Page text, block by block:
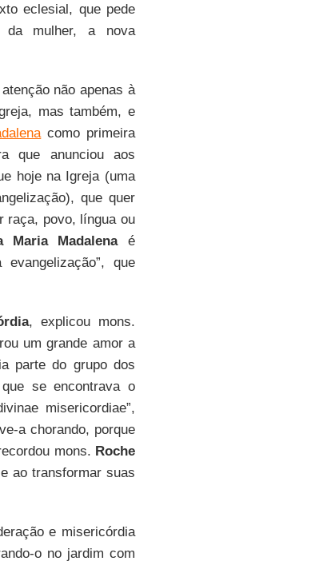
eclesial, que pede
da mulher, a nova
não apenas à
mas também, e
como primeira
que anunciou aos
hoje na Igreja (uma
que quer
raça, povo, língua ou
Maria Madalenaé
que
, explicou mons.
um grande amor a
parte do grupo dos
se encontrava o
misericordiae”,
a chorando, porque
mons. Roche
ao transformar suas
e misericórdia
o no jardim com